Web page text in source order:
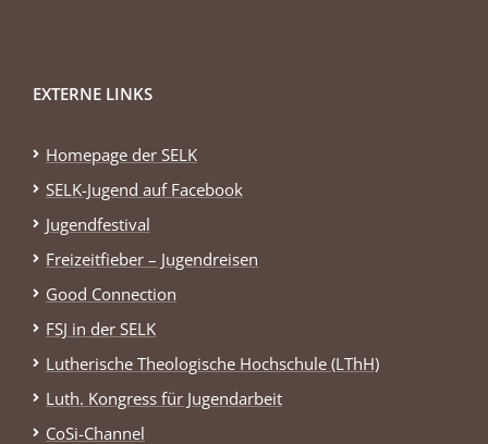
EXTERNE LINKS
Homepage der SELK
SELK-Jugend auf Facebook
Jugendfestival
Freizeitfieber – Jugendreisen
Good Connection
FSJ in der SELK
Lutherische Theologische Hochschule (LThH)
Luth. Kongress für Jugendarbeit
CoSi-Channel